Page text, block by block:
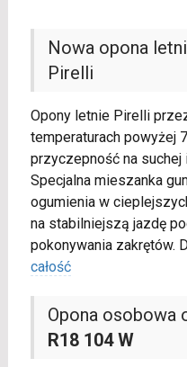
Nowa opona
Pirelli
Opony letnie Pirelli
temperaturach powyżej
przyczepność na suchej
Specjalna mieszanka
ogumienia w
na stabilniejszą jazdę
pokonywania zakrętów.
całość
Opona osobowa
R18 104 W